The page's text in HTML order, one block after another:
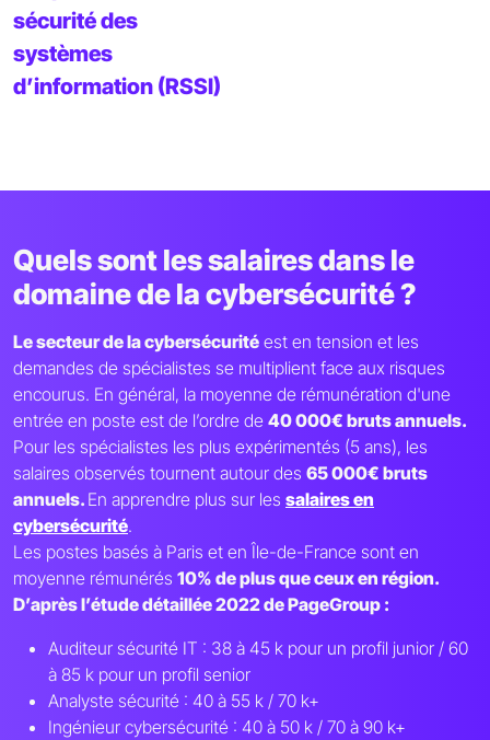
sécurité des
systèmes
d’information (RSSI)
Quels sont les salaires dans le
domaine de la cybersécurité ?
Le secteur de la cybersécurité est en tension et les
demandes de spécialistes se multiplient face aux risques
encourus. En général, la moyenne de rémunération d'une
entrée en poste est de l’ordre de 40 000€ bruts annuels.
Pour les spécialistes les plus expérimentés (5 ans), les
salaires observés tournent autour des 65 000€ bruts
annuels. En apprendre plus sur les salaires en
cybersécurité.
Les postes basés à Paris et en Île-de-France sont en
moyenne rémunérés 10% de plus que ceux en région.
D’après l’étude détaillée 2022 de PageGroup :
Auditeur sécurité IT : 38 à 45 k pour un profil junior / 60
à 85 k pour un profil senior
Analyste sécurité : 40 à 55 k / 70 k+
Ingénieur cybersécurité : 40 à 50 k / 70 à 90 k+